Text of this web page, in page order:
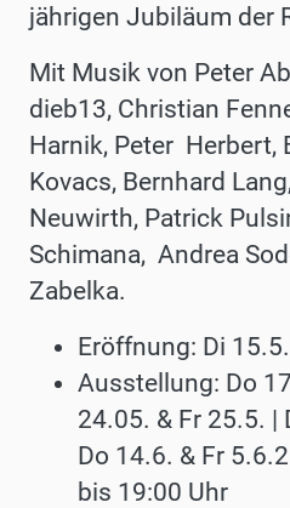
jährigen Jubiläum der
Mit Musik von Peter
dieb13, Christian
Harnik, Peter Herbert,
Kovacs, Bernhard
Neuwirth, Patrick
Schimana, Andrea
Zabelka.
Eröffnung: Di
Ausstellung: Do
24.05. & Fr 25.5. |
Do 14.6. & Fr
bis 19:00 Uhr